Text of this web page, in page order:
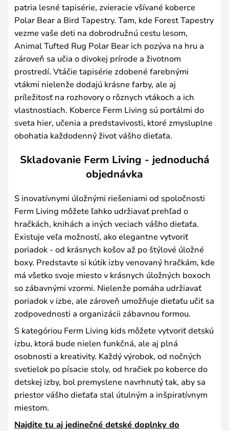
patria lesné tapisérie, zvieracie všívané koberce
Polar Bear a Bird Tapestry. Tam, kde Forest Tapestry
vezme vaše deti na dobrodružnú cestu lesom,
Animal Tufted Rug Polar Bear ich pozýva na hru a
zároveň sa učia o divokej prírode a životnom
prostredí. Vtáčie tapisérie zdobené farebnými
vtákmi nielenže dodajú krásne farby, ale aj
príležitosť na rozhovory o rôznych vtákoch a ich
vlastnostiach. Koberce Ferm Living sú portálmi do
sveta hier, učenia a predstavivosti, ktoré zmysluplne
obohatia každodenný život vášho dieťaťa.
Skladovanie Ferm Living - jednoduchá
objednávka
S inovatívnymi úložnými riešeniami od spoločnosti
Ferm Living môžete ľahko udržiavať prehľad o
hračkách, knihách a iných veciach vášho dieťaťa.
Existuje veľa možností, ako elegantne vytvoriť
poriadok - od krásnych košov až po štýlové úložné
boxy. Predstavte si kútik izby venovaný hračkám, kde
má všetko svoje miesto v krásnych úložných boxoch
so zábavnými vzormi. Nielenže pomáha udržiavať
poriadok v izbe, ale zároveň umožňuje dieťaťu učiť sa
zodpovednosti a organizácii zábavnou formou.
S kategóriou Ferm Living kids môžete vytvoriť detskú
izbu, ktorá bude nielen funkčná, ale aj plná
osobnosti a kreativity. Každý výrobok, od nočných
svetielok po písacie stoly, od hračiek po koberce do
detskej izby, bol premyslene navrhnutý tak, aby sa
priestor vášho dieťaťa stal útulným a inšpiratívnym
miestom.
Najdite tu aj jedinečné detské doplnky do